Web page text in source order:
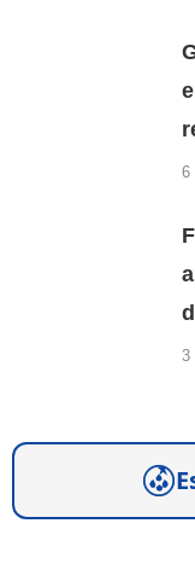
6
3